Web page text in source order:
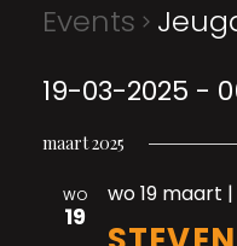
Events
19-03-2025 -
date.
maart 2025
WO
19
wo 19 maart |